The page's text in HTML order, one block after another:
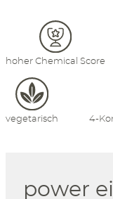
hoher Chemical Score
vegetarisch 4-
power